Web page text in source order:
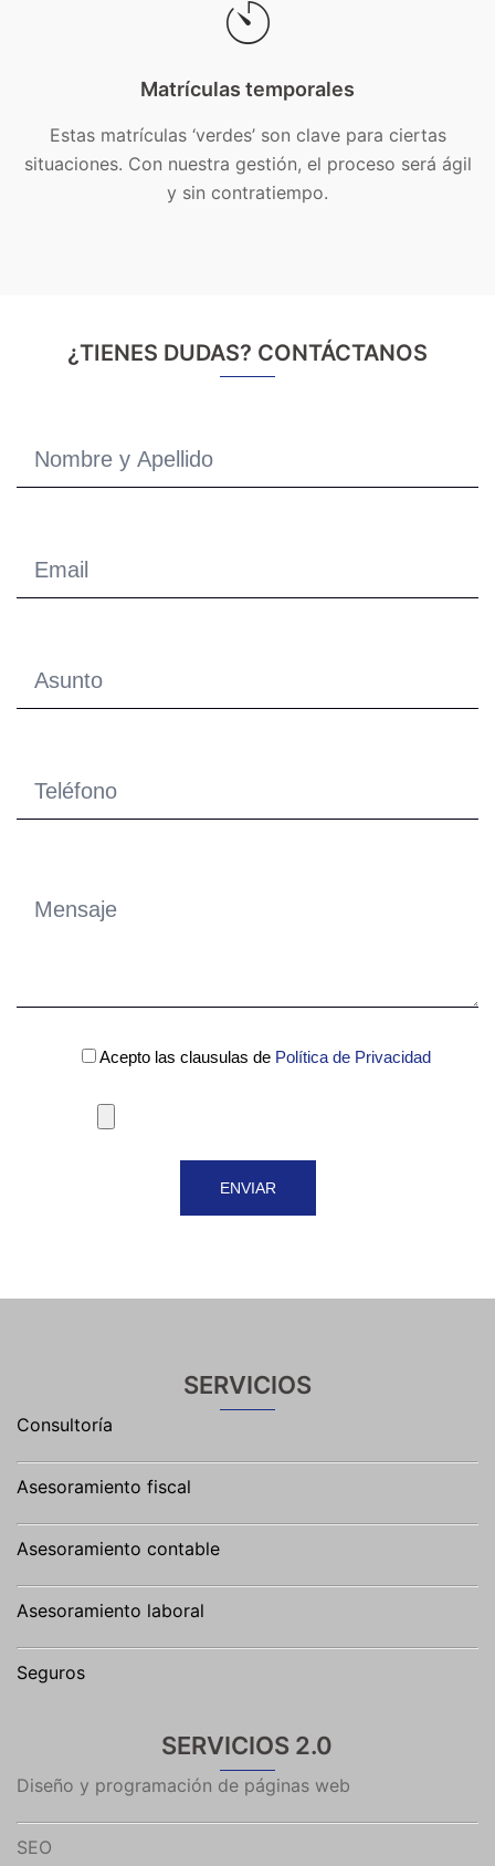
Matrículas temporales
Estas matrículas ‘verdes’ son clave para ciertas
situaciones. Con nuestra gestión, el proceso será ágil
y sin contratiempo.
¿TIENES DUDAS? CONTÁCTANOS
Acepto las clausulas de Política de Privacidad
SERVICIOS
Consultoría
Asesoramiento fiscal
Asesoramiento contable
Asesoramiento laboral
Seguros
SERVICIOS 2.0
Diseño y programación de páginas web
SEO